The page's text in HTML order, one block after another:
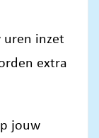
uren inzet
extra
jouw